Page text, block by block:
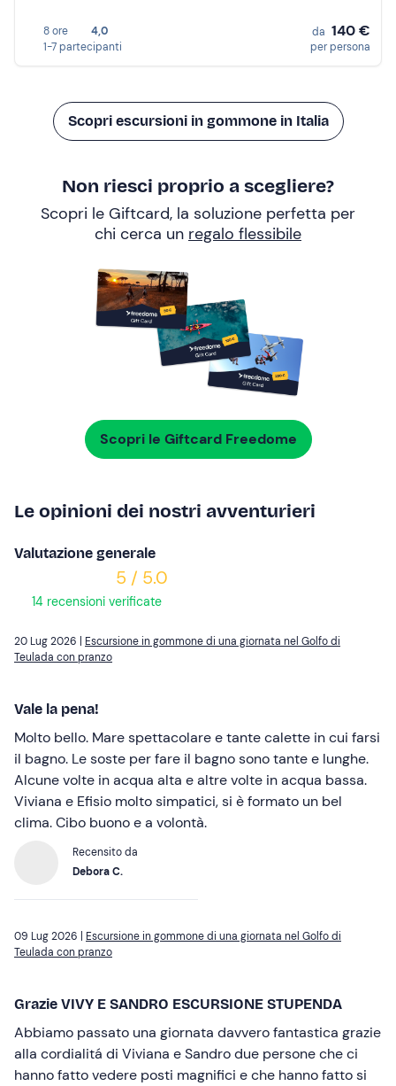
8 ore
4,0
1-7 partecipanti
da 140 €
per persona
Scopri escursioni in gommone in Italia
Non riesci proprio a scegliere?
Scopri le Giftcard, la soluzione perfetta per
chi cerca un regalo flessibile
Scopri le Giftcard Freedome
Le opinioni dei nostri avventurieri
Valutazione generale
5 / 5.0
14 recensioni verificate
20 Lug 2026 | Escursione in gommone di una giornata nel Golfo di
Teulada con pranzo
Vale la pena!
Molto bello. Mare spettacolare e tante calette in cui farsi
il bagno. Le soste per fare il bagno sono tante e lunghe.
Alcune volte in acqua alta e altre volte in acqua bassa.
Viviana e Efisio molto simpatici, si è formato un bel
clima. Cibo buono e a volontà.
Recensito da
Debora C.
09 Lug 2026 | Escursione in gommone di una giornata nel Golfo di
Teulada con pranzo
Grazie VIVY E SANDRO ESCURSIONE STUPENDA
Abbiamo passato una giornata davvero fantastica grazie
alla cordialitá di Viviana e Sandro due persone che ci
hanno fatto vedere posti magnifici e che hanno fatto si